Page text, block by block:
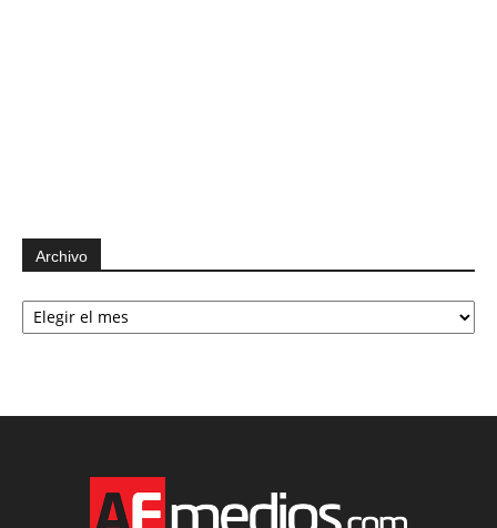
Archivo
Archivo